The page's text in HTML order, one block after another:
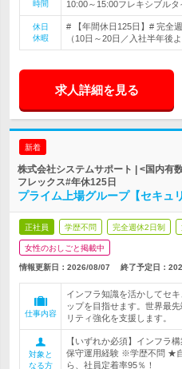
時間 10:00～15:00フレキシブルタ
休日
休暇
# 【年間休日125日】# 完全
（10日～20日／入社半年後
求人詳細を見る
新着
株式会社システムサポート | <国内有
フレックス#年休125日
プライム上場グループ【セキ
正社員 学歴不問 完全週休2日制
女性のおしごと掲載中
情報更新日：2026/08/07 終了予定日：
仕事内容
インフラ知識を活かしてセ
ップを目指せます。世界最
リティ強化を支援します。
対象と
なる方
【いずれか必須】インフラ
保守運用経験 ※学歴不問 ★
ら、社員定着率95％！